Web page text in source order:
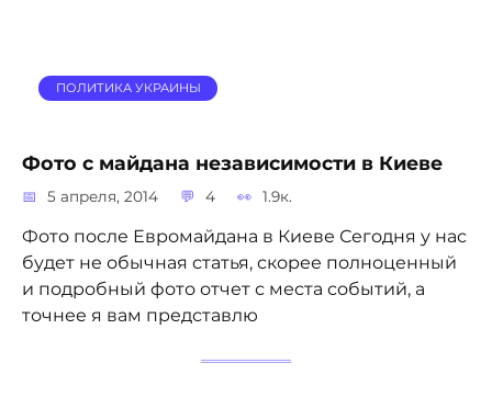
ПОЛИТИКА УКРАИНЫ
Фото с майдана независимости в Киеве
5 апреля, 2014 4 1.9к.
Фото после Евромайдана в Киеве Сегодня у нас
будет не обычная статья, скорее полноценный
и подробный фото отчет с места событий, а
точнее я вам представлю